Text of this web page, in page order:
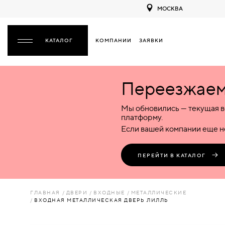
МОСКВА
КОМПАНИИ ЗАЯВКИ
НАЗАД
ПЛАСТИКОВЫЕ
ЛЮКИ
Межкомнатные
Деревянные
Пластиковые
Комбинированные
Входные
Металлические
Пластиковые
Стеклянные
Комбинированные
Специализированные
Металлические
Пластиковые
Стеклянные
Комбинированные
Мы обновились — текущая
платформу.
Если вашей компании еще
ПЕРЕЙТИ В КАТАЛОГ
ГЛАВНАЯ ДВЕРИ ВХОДНЫЕ
МЕТАЛЛИЧЕСКИЕ
ВХОДНАЯ МЕТАЛЛИЧЕСКАЯ ДВЕРЬ ЛИЛЛЬ